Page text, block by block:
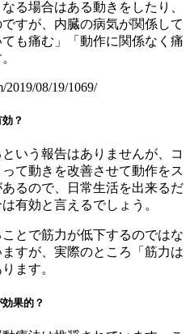
る場合はある動きをしたり、
すが、内臓の病気が関係して
も痛む」「動作に関係なく痛
2019/08/19/1069/
？
いう報告はありませんが、コ
て動きを改善させて動作をス
るので、日常生活を出来るだ
有効と言えるでしょう。
とで筋力が低下するのではな
すが、実際のところ「筋力は
ます。
果的？